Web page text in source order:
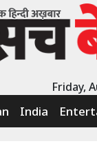
Friday,
India